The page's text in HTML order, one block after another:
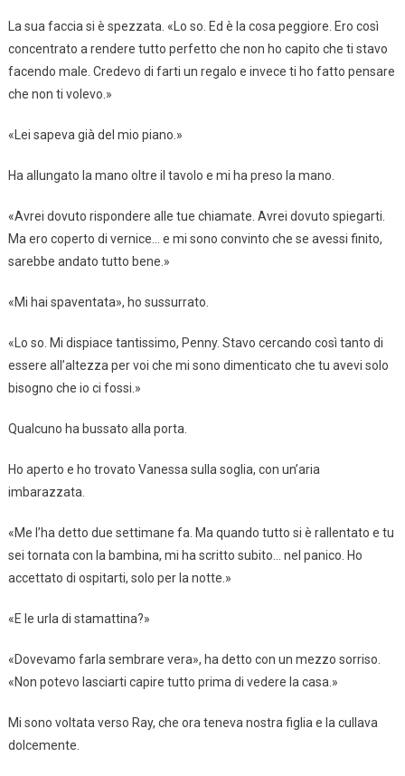
La sua faccia si è spezzata. «Lo so. Ed è la cosa peggiore. Ero così
concentrato a rendere tutto perfetto che non ho capito che ti stavo
facendo male. Credevo di farti un regalo e invece ti ho fatto pensare
che non ti volevo.»
«Lei sapeva già del mio piano.»
Ha allungato la mano oltre il tavolo e mi ha preso la mano.
«Avrei dovuto rispondere alle tue chiamate. Avrei dovuto spiegarti.
Ma ero coperto di vernice… e mi sono convinto che se avessi finito,
sarebbe andato tutto bene.»
«Mi hai spaventata», ho sussurrato.
«Lo so. Mi dispiace tantissimo, Penny. Stavo cercando così tanto di
essere all’altezza per voi che mi sono dimenticato che tu avevi solo
bisogno che io ci fossi.»
Qualcuno ha bussato alla porta.
Ho aperto e ho trovato Vanessa sulla soglia, con un’aria
imbarazzata.
«Me l’ha detto due settimane fa. Ma quando tutto si è rallentato e tu
sei tornata con la bambina, mi ha scritto subito… nel panico. Ho
accettato di ospitarti, solo per la notte.»
«E le urla di stamattina?»
«Dovevamo farla sembrare vera», ha detto con un mezzo sorriso.
«Non potevo lasciarti capire tutto prima di vedere la casa.»
Mi sono voltata verso Ray, che ora teneva nostra figlia e la cullava
dolcemente.